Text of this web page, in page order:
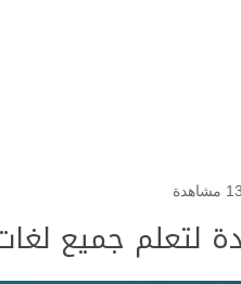
لتعلم جميع لغات